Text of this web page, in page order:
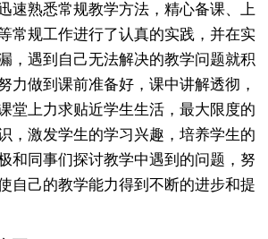
速熟悉常规教学方法，精心备课、上
常规工作进行了认真的实践，并在实
，遇到自己无法解决的教学问题就积
力做到课前准备好，课中讲解透彻，
堂上力求贴近学生生活，最大限度的
，激发学生的学习兴趣，培养学生的
和同事们探讨教学中遇到的问题，努
自己的教学能力得到不断的进步和提